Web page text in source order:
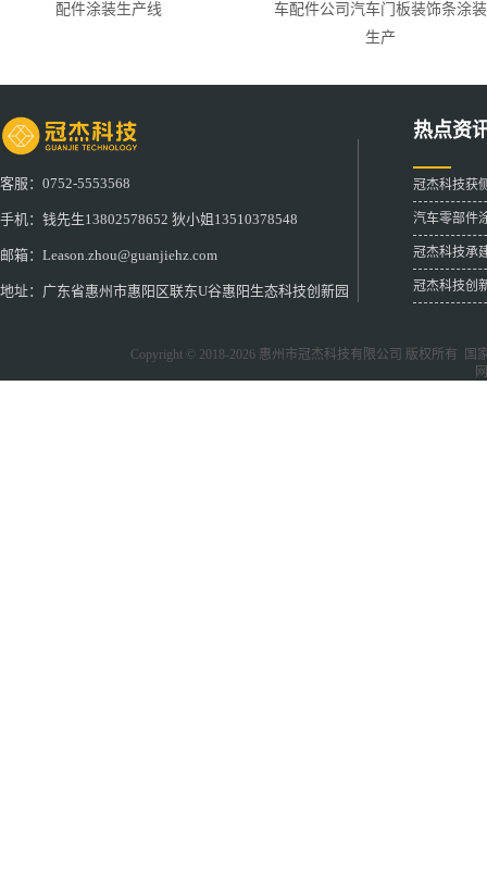
配件涂装生产线
车配件公司汽车门板装饰条涂装
生产
客服：0752-5553568
手机：钱先生13802578652 狄小姐13510378548
邮箱：Leason.zhou@guanjiehz.com
地址：广东省惠州市惠阳区联东U谷惠阳生态科技创新园
热点资
冠杰科技获
汽车零部件
冠杰科技承
冠杰科技创
Copyright © 2018-2026 惠州市冠杰科技有限公司 版权所有 国